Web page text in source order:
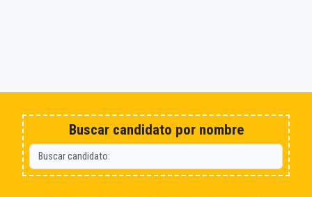
Buscar candidato por nombre